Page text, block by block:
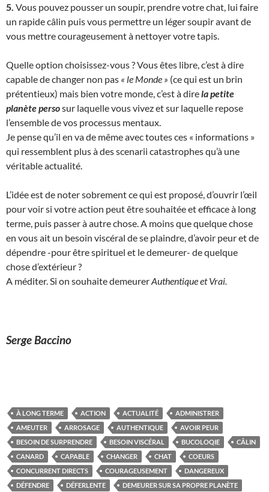
5. Vous pouvez pousser un soupir, prendre votre chat, lui faire
un rapide câlin puis vous permettre un léger soupir avant de
vous mettre courageusement à nettoyer votre tapis.
Quelle option choisissez-vous ? Vous êtes libre, c’est à dire
capable de changer non pas « le Monde » (ce qui est un brin
prétentieux) mais bien votre monde, c’est à direla petite
planète persosur laquelle vous vivez et sur laquelle repose
l’ensemble de vos processus mentaux.
Je pense qu’il en va de même avec toutes ces « informations »
qui ressemblent plus à des scenarii catastrophes qu’à une
véritable actualité.
L’idée est de noter sobrement ce qui est proposé, d’ouvrir l’œil
pour voir si votre action peut être souhaitée et efficace à long
terme, puis passer à autre chose. A moins que quelque chose
en vous ait un besoin viscéral de se plaindre, d’avoir peur et de
dépendre -pour être spirituel et le demeurer- de quelque
chose d’extérieur ?
A méditer. Si on souhaite demeurerAuthentique et Vrai.
Serge Baccino
À LONG TERME ACTION ACTUALITÉ
ADMINISTRER
AMEUTER
ARROSAGE AUTHENTIQUE
AVOIR PEUR
BESOIN DE SURPRENDRE
BESOIN VISCÉRAL BUCOLOQIE
CÂLIN
CANARD
CAPABLE CHANGER CHAT
COEURS
CONCURRENT DIRECTS
COURAGEUSEMENT
DANGEREUX
DÉFENDRE
DÉFERLENTE DEMEURER SUR SA PROPRE PLANÈTE